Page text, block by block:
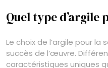
Quel type d’argile
Le choix de l’argile pour
succès de l’œuvre.
caractéristiques uniques